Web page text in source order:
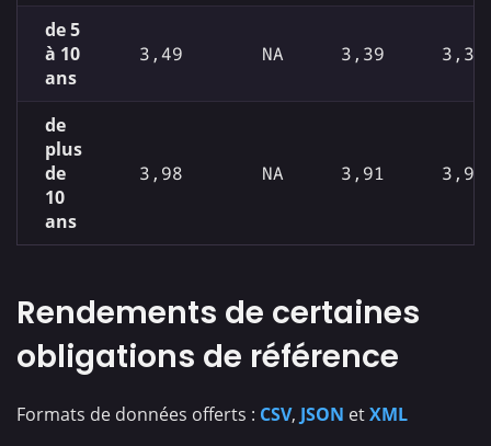
de 5
à 10
ans
3,49 NA 3,39 3,39
de
plus
de
10
ans
3,98 NA 3,91 3,91
Rendements de certaines
obligations de référence
Formats de données offerts : CSV, JSON etXML